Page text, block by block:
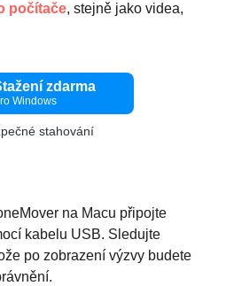
počítače, stejně jako videa,
zdarma
Windows
stahování
na Macu připojte
kabelu USB. Sledujte
po zobrazení výzvy budete